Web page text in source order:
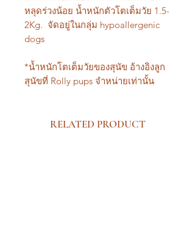
หลุดร่วงน้อย น้ำหนักตัวโตเต็มวัย 1.5-
2Kg. จัดอยู่ในกลุ่ม hypoallergenic
dogs
*น้ำหนักโตเต็มวัยของสุนัข อ้างอิงลูก
สุนัขที่ Rolly pups จำหน่ายเท่านั้น
RELATED PRODUCT